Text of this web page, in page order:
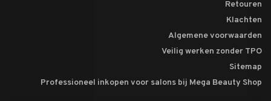
Retouren
Klachten
Algemene voorwaarden
Veilig werken zonder TPO
Sitemap
Professioneel inkopen voor salons bij Mega Beauty Shop